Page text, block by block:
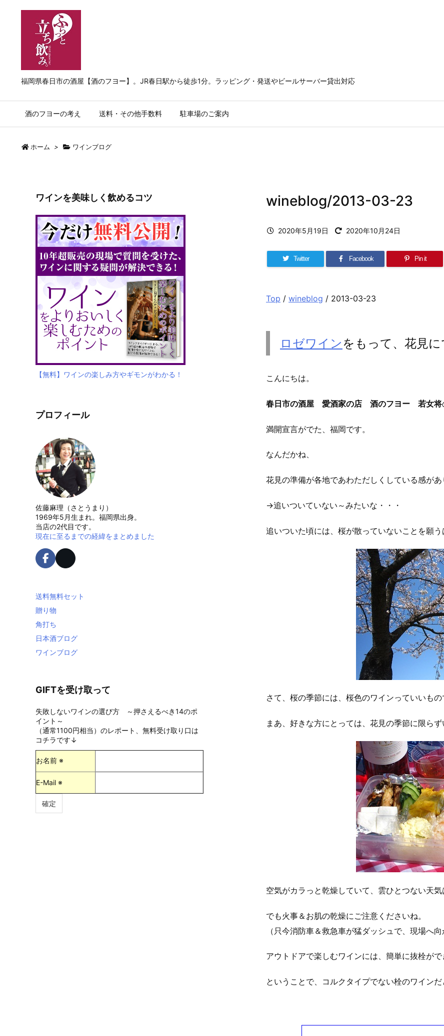
福岡県春日市の酒屋【酒のフヨー】。JR春日駅から徒歩1分。ラッピング・発送やビールサーバー貸出対応
酒のフヨーの考え 送料・その他手数料 駐車場のご案内
ホーム > ワインブログ
wineblog/2013-03-23
2020年5月19日 2020年10月24日
Twitter Facebook Pin it
Top / wineblog / 2013-03-23
ロゼワインをもって、花見に
こんにちは。
春日市の酒屋 愛酒家の店 酒のフヨー 若女将
満開宣言がでた、福岡です。
なんだかね、
花見の準備が各地であわただしくしている感があ
→追いついていない～みたいな・・・
追いついた頃には、桜が散っていないことを願う
さて、桜の季節には、桜色のワインっていいもの
まあ、好きな方にとっては、花見の季節に限ら
空気がカラっと乾燥していて、雲ひとつない天
でも火事＆お肌の乾燥にご注意くださいね。
（只今消防車＆救急車が猛ダッシュで、現場へ
アウトドアで楽しむワインには、簡単に抜栓がで
ということで、コルクタイプでない栓のワイン
ワインを美味しく飲めるコツ
【無料】ワインの楽しみ方やギモンがわかる！
プロフィール
佐藤麻理（さとうまり）
1969年5月生まれ。福岡県出身。
当店の2代目です。
現在に至るまでの経緯をまとめました
送料無料セット
贈り物
角打ち
日本酒ブログ
ワインブログ
GIFTを受け取って
失敗しないワインの選び方 ～押さえるべき14のポ
イント～
（通常1100円相当）のレポート、無料受け取り口は
コチラです↓
お名前 ※
E-Mail ※